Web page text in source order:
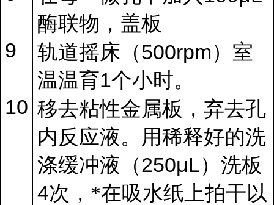
酶联物，盖板
9 轨道摇床（500rpm）室
温温育1个小时。
10 移去粘性金属板，弃去孔
内反应液。用稀释好的洗
涤缓冲液（250μL）洗板
4次，*在吸水纸上拍干以